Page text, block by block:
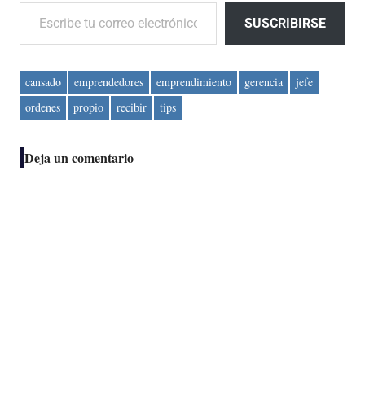
SUSCRIBIRSE
cansado emprendedores emprendimiento gerencia
jefe
ordenes
propio recibir tips
Deja un comentario